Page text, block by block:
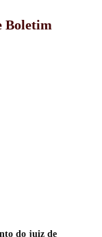
Boletim
do juiz de